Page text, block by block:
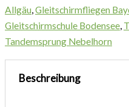
Allgäu,Gleitschirmfliegen
Gleitschirmschule Bodensee,
Tandemsprung Nebelhorn
Beschreibung